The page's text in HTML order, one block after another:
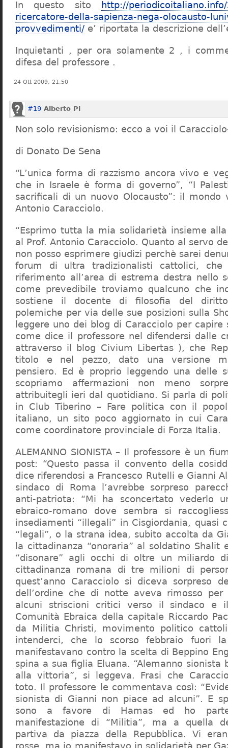
In questo sito
http://
ricercatore-della-sapienza-nega-olocausto-
provvedimenti/ e’ riportata la descrizione
Inquietanti , per ora solamente 2 , i
difesa del professore .
24 Ott 2009, 21:50
#19 Alberto Pi
Non solo revisionismo: ecco a voi il
di Donato De Sena
“L’unica forma di razzismo ancora vivo e
che in Israele è forma di governo”, “I
sacrificali di un nuovo Olocausto”: il mondo
Antonio Caracciolo.
“Esprimo tutta la mia solidarietà insieme
al Prof. Antonio Caracciolo. Quanto al servo
non posso esprimere giudizi perchè sarei
forum di ultra tradizionalisti cattolici,
riferimento all’area di estrema destra nello
come prevedibile troviamo qualcuno che
sostiene il docente di filosofia del
polemiche per via delle sue posizioni sulla
leggere uno dei blog di Caracciolo per
come dice il professore nel difendersi dalle
attraverso il blog Civium Libertas ), che
titolo e nel pezzo, dato una versione
pensiero. Ed è proprio leggendo una delle
scopriamo affermazioni non meno
attribuitegli ieri dal quotidiano. Si parla di
in Club Tiberino – Fare politica con il
italiano, un sito poco aggiornato in cui
come coordinatore provinciale di Forza Italia.
ALEMANNO SIONISTA – Il professore è un
post: “Questo passa il convento della
dice riferendosi a Francesco Rutelli e Gianni
sindaco di Roma l’avrebbe sorpreso
anti-patriota: “Mi ha sconcertato vederlo
ebraico-romano dove sembra si
insediamenti “illegali” in Cisgiordania, quasi
“legali”, o la strana idea, subito accolta da
la cittadinanza “onoraria” al soldatino Shalit
“disonare” agli occhi di oltre un miliardo
cittadinanza romana di tre milioni di
quest’anno Caracciolo si diceva sorpreso
dell’ordine che di notte aveva rimosso
alcuni striscioni critici verso il sindaco e
Comunità Ebraica della capitale Riccardo
da Militia Christi, movimento politico
intenderci, che lo scorso febbraio fuori
manifestavano contro la scelta di Beppino
spina a sua figlia Eluana. “Alemanno sionista
alla vittoria”, si leggeva. Frasi che
toto. Il professore le commentava così:
sionista di Gianni non piace ad alcuni”. E
sono a favore di Hamas ed ho
manifestazione di “Militia”, ma a quella
partiva da piazza della Repubblica. Vi
rosse, ma io manifestavo in solidarietà per